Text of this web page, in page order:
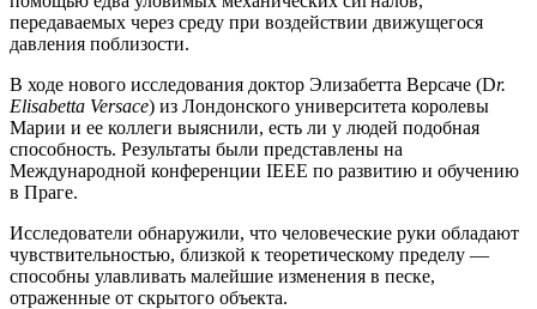
передаваемых через среду при воздействии движущегося
давления поблизости.
В ходе нового исследования доктор Элизабетта Версаче (Dr.
Elisabetta Versace) из Лондонского университета королевы
Марии и ее коллеги выяснили, есть ли у людей подобная
способность. Результаты были представлены на
Международной конференции IEEE по развитию и обучению
в Праге.
Исследователи обнаружили, что человеческие руки обладают
чувствительностью, близкой к теоретическому пределу —
способны улавливать малейшие изменения в песке,
отраженные от скрытого объекта.